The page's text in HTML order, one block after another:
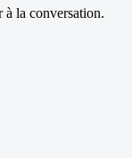
à la conversation.